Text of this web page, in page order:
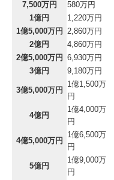
7,500万円 580万円
1億円
1,220万円
1億5,000万円 2,860万円
2億円
4,860万円
2億5,000万円 6,930万円
3億円
9,180万円
3億5,000万円
1億1,500万
円
4億円
1億4,000万
円
4億5,000万円
1億6,500万
円
5億円
1億9,000万
円